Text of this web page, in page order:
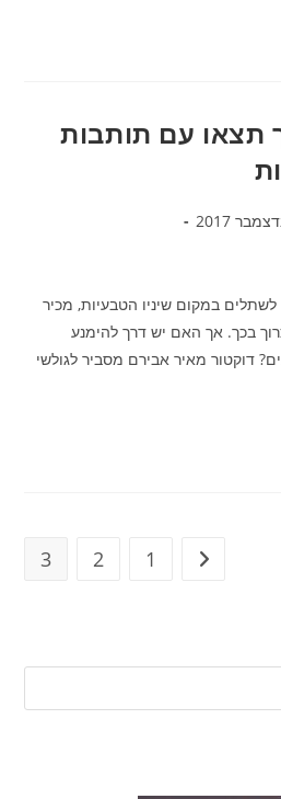
עם תותבות
במקום שיניו הטבעיות, מכיר
בכך. אך האם יש דרך להימנע
מאיר אבירם מסביר לגולשי
מעבר לעמוד הקודם